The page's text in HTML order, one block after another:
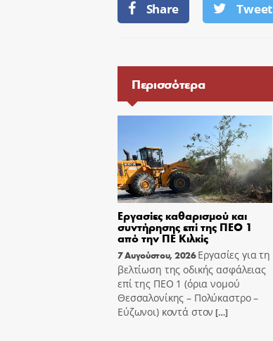
Share Tweet
Περισσότερα
Εργασίες καθαρισμού και
συντήρησης επί της ΠΕΟ 1
από την ΠΕ Κιλκίς
7 Αυγούστου, 2026Εργασίες για τη
βελτίωση της οδικής ασφάλειας
επί της ΠΕΟ 1 (όρια νομού
Θεσσαλονίκης – Πολύκαστρο –
Εύζωνοι) κοντά στον […]